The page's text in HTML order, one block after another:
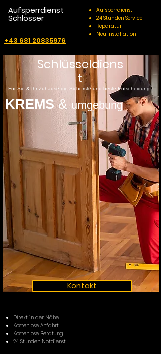
Aufsperrdienst
Schlosser
+43 681 20835976
Aufsperrdienst
24 Stunden Service
Reparatur
Neu Installation
Schlüsseldiens
t
Für Sie & Ihr Zuhause die Sicherste und beste Entscheidung
KREMS & umgebung
Kontakt
Direkt in der Nähe
Kostenlose Anfahrt
Kostenlose Beratung
24 Stunden Notdienst